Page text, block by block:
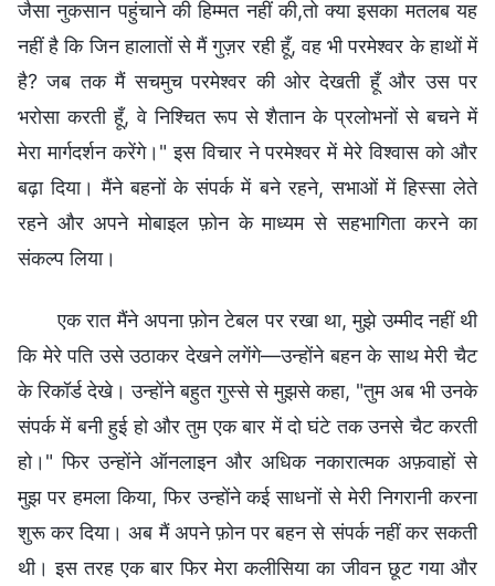
जैसा नुकसान पहुंचाने की हिम्मत नहीं की,तो क्या इसका मतलब यह
नहीं है कि जिन हालातों से मैं गुज़र रही हूँ, वह भी परमेश्वर के हाथों में
है? जब तक मैं सचमुच परमेश्वर की ओर देखती हूँ और उस पर
भरोसा करती हूँ, वे निश्चित रूप से शैतान के प्रलोभनों से बचने में
मेरा मार्गदर्शन करेंगे।" इस विचार ने परमेश्वर में मेरे विश्वास को और
बढ़ा दिया। मैंने बहनों के संपर्क में बने रहने, सभाओं में हिस्सा लेते
रहने और अपने मोबाइल फ़ोन के माध्यम से सहभागिता करने का
संकल्प लिया।
एक रात मैंने अपना फ़ोन टेबल पर रखा था, मुझे उम्मीद नहीं थी
कि मेरे पति उसे उठाकर देखने लगेंगे—उन्होंने बहन के साथ मेरी चैट
के रिकॉर्ड देखे। उन्होंने बहुत गुस्से से मुझसे कहा, "तुम अब भी उनके
संपर्क में बनी हुई हो और तुम एक बार में दो घंटे तक उनसे चैट करती
हो।" फिर उन्होंने ऑनलाइन और अधिक नकारात्मक अफ़वाहों से
मुझ पर हमला किया, फिर उन्होंने कई साधनों से मेरी निगरानी करना
शुरू कर दिया। अब मैं अपने फ़ोन पर बहन से संपर्क नहीं कर सकती
थी। इस तरह एक बार फिर मेरा कलीसिया का जीवन छूट गया और